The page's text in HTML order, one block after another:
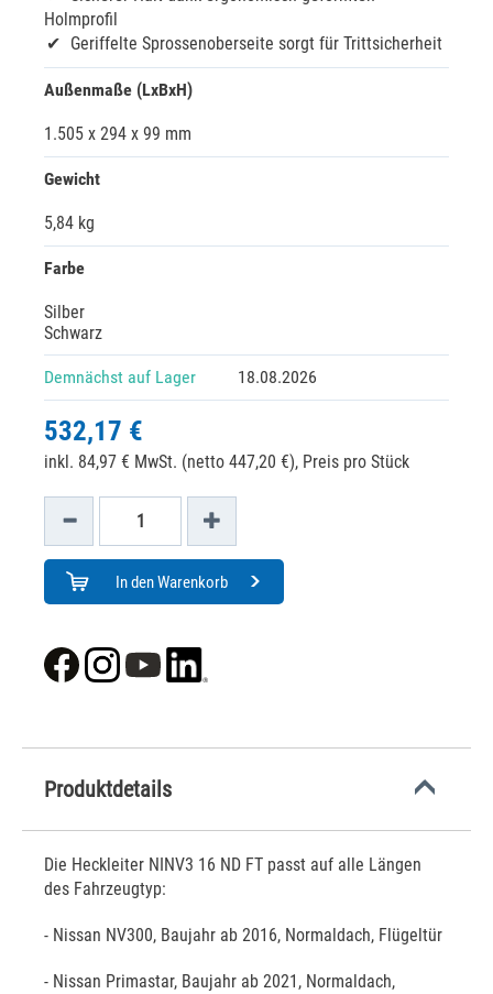
Holmprofil
Geriffelte Sprossenoberseite sorgt für Trittsicherheit
Außenmaße (LxBxH)
1.505 x 294 x 99 mm
Gewicht
5,84 kg
Farbe
Silber
Schwarz
Demnächst auf Lager 18.08.2026
532,17 €
inkl. 84,97 € MwSt. (netto 447,20 €), Preis pro Stück
In den Warenkorb
Produktdetails
Die Heckleiter NINV3 16 ND FT passt auf alle Längen
des Fahrzeugtyp:
- Nissan NV300, Baujahr ab 2016, Normaldach, Flügeltür
- Nissan Primastar, Baujahr ab 2021, Normaldach,